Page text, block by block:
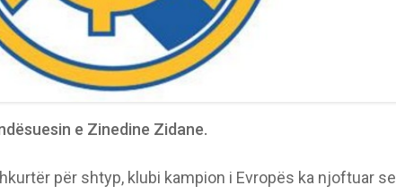
e Zinedine Zidane.
për shtyp, klubi kampion i Evropës ka njoftuar se